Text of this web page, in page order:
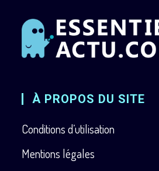
À PROPOS DU SITE
Conditions d’utilisation
Mentions légales